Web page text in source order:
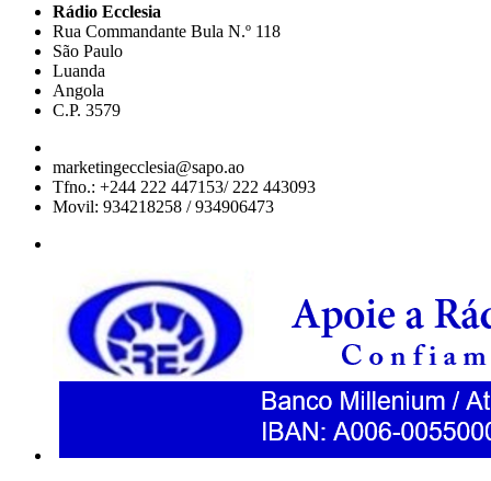
Rádio Ecclesia
Rua Commandante Bula N.º 118
São Paulo
Luanda
Angola
C.P. 3579
marketingecclesia@sapo.ao
Tfno.: +244 222 447153/ 222 443093
Movil: 934218258 / 934906473